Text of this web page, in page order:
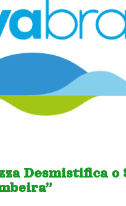
Desmistifica o